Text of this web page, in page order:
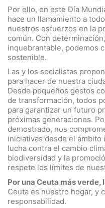
Por ello, en este Día
hace un llamamiento a
nuestros esfuerzos en la
común. Con
inquebrantable, podemos
sostenible.
Las y los socialistas
para hacer de nuestra
Desde pequeños gestos
de transformación, todos
para garantizar un futuro
próximas generaciones.
demostrado, nos
iniciativas desde el
lucha contra el cambio
biodiversidad y la
respete los límites de
Por una Ceuta más
Ceuta es nuestro hogar, y
responsabilidad.